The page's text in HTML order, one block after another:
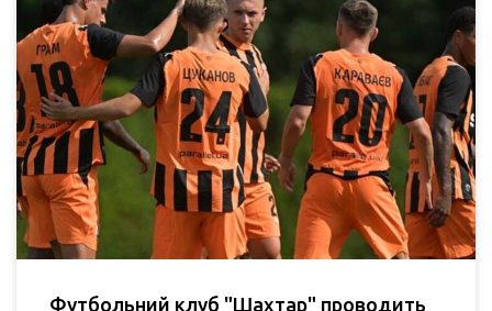
Футбольний клуб "Шахтар" проводить